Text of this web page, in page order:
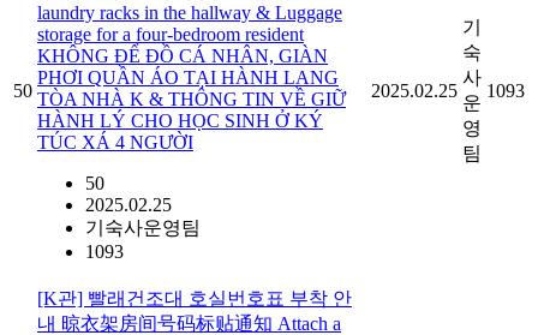
50
laundry racks in the hallway & Luggage
storage for a four-bedroom resident
KHÔNG ĐỂ ĐỒ CÁ NHÂN, GIÀN
PHƠI QUẦN ÁO TẠI HÀNH LANG
TÒA NHÀ K & THÔNG TIN VỀ GIỮ
HÀNH LÝ CHO HỌC SINH Ở KÝ
TÚC XÁ 4 NGƯỜI
50
2025.02.25
기숙사운영팀
1093
2025.02.25
기
숙
사
운
영
팀
1093
[K관] 빨래건조대 호실번호표 부착 안
내 晾衣架房间号码标贴通知 Attach a